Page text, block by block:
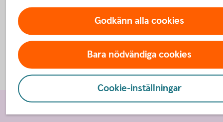
Godkänn alla cookies
Bara nödvändiga cookies
Cookie-inställningar